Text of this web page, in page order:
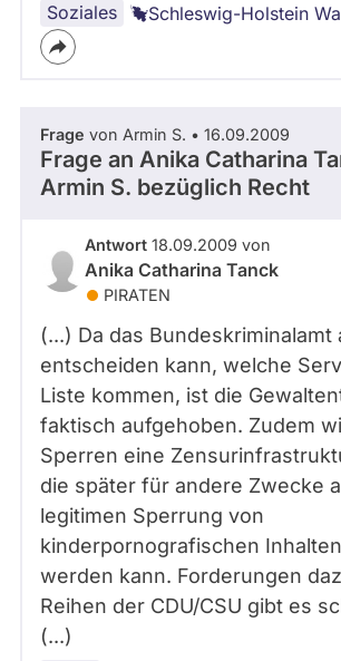
Soziales Schleswig-Holstein
Frage von Armin S. • 16.09.2009
Frage an Anika Catharina
Armin S. bezüglich Recht
Antwort 18.09.2009 von
Anika Catharina Tanck
PIRATEN
(...) Da das Bundeskriminalamt
entscheiden kann, welche
Liste kommen, ist die
faktisch aufgehoben. Zudem
Sperren eine
die später für andere Zwecke
legitimen Sperrung von
kinderpornografischen
werden kann. Forderungen
Reihen der CDU/CSU gibt es
(...)